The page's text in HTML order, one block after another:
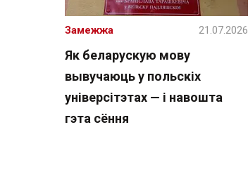
Як беларускую мову
вывучаюць у польскіх
універсітэтах — і навошта
гэта сёння
Замежжа 21.07.2026